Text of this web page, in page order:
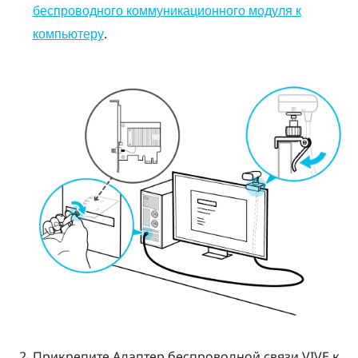
беспроводного коммуникационного модуля к
компьютеру.